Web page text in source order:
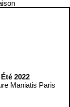
Été 2022